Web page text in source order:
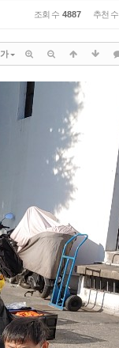
조회 수 4887 추천 수
가